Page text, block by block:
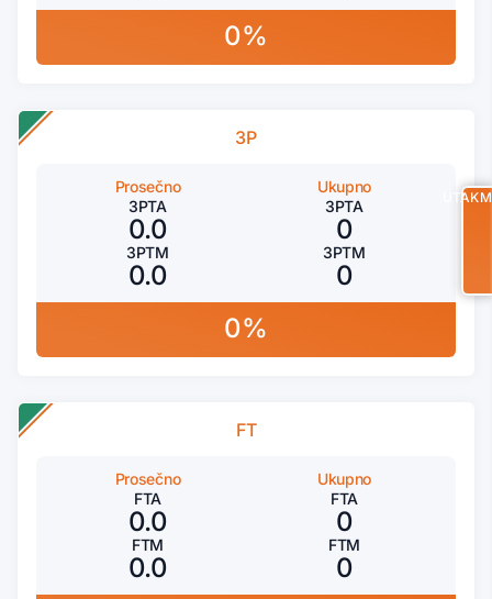
0%
3P
Prosečno
3PTA
0.0
3PTM
0.0
Ukupno
3PTA
0
3PTM
0
0%
FT
Prosečno
FTA
0.0
FTM
0.0
Ukupno
FTA
0
FTM
0